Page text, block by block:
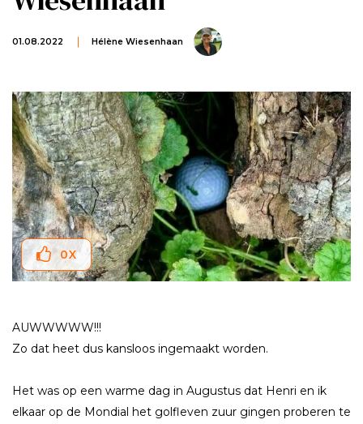
01.08.2022 Hélène Wiesenhaan
0X
AUWWWWW!!!
Zo dat heet dus kansloos ingemaakt worden.
Het was op een warme dag in Augustus dat Henri en ik
elkaar op de Mondial het golfleven zuur gingen proberen te